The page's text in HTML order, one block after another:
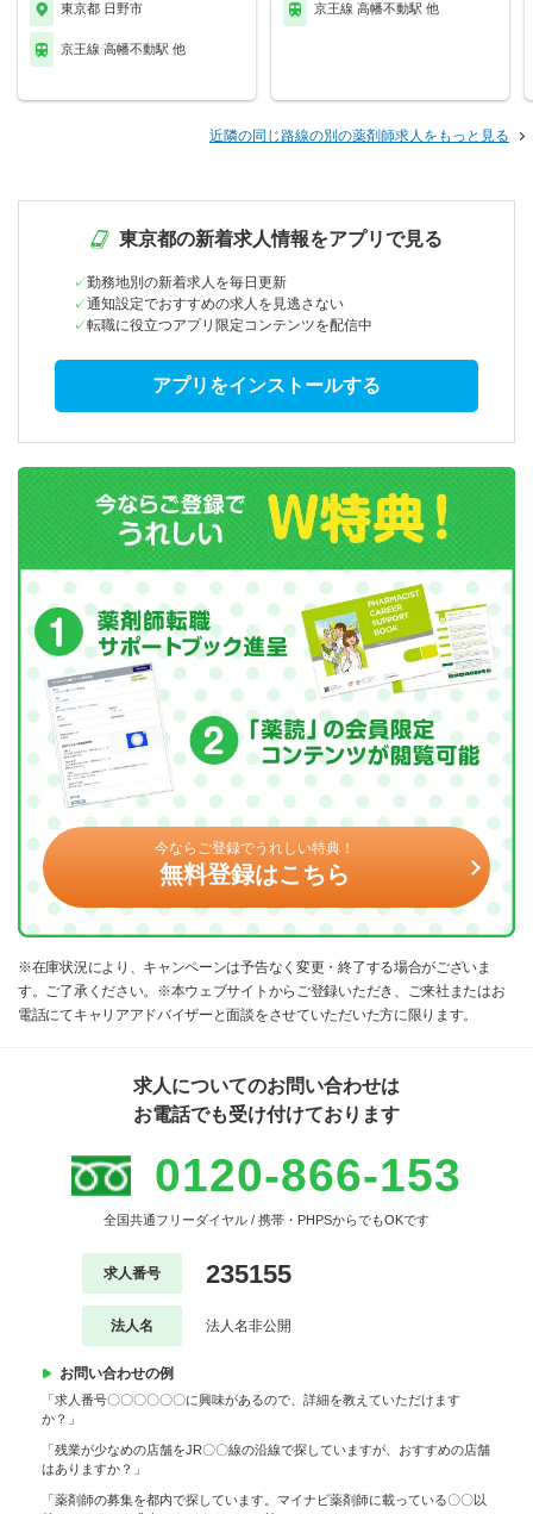
東京都 日野市
京王線 高幡不動駅 他
京王線 高幡不動駅 他
近隣の同じ路線の別の薬剤師求人をもっと見る
東京都の新着求人情報をアプリで見る
勤務地別の新着求人を毎日更新
通知設定でおすすめの求人を見逃さない
転職に役立つアプリ限定コンテンツを配信中
アプリをインストールする
今ならご登録でうれしい特典！
無料登録はこちら
※在庫状況により、キャンペーンは予告なく変更・終了する場合がございま
す。ご了承ください。※本ウェブサイトからご登録いただき、ご来社またはお
電話にてキャリアアドバイザーと面談をさせていただいた方に限ります。
求人についてのお問い合わせは
お電話でも受け付けております
0120-866-153
全国共通フリーダイヤル / 携帯・PHPSからでもOKです
求人番号 235155
法人名 法人名非公開
お問い合わせの例
「求人番号〇〇〇〇〇〇に興味があるので、詳細を教えていただけます
か？」
「残業が少なめの店舗をJR〇〇線の沿線で探していますが、おすすめの店舗
はありますか？」
「薬剤師の募集を都内で探しています。マイナビ薬剤師に載っている〇〇以